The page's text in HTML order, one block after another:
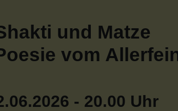
und Matze
vom
- 20.00 Uhr